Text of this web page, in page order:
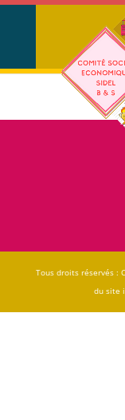
Tous droits réservés :
du site